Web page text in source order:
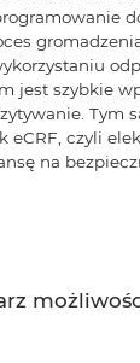
jest szybkie
Tym
eCRF, czyli
na